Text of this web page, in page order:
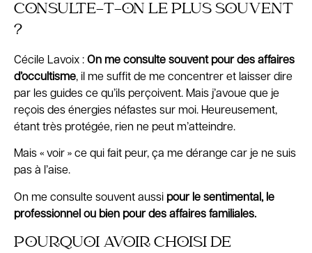
CONSULTE-T-ON LE PLUS SOUVENT
?
Cécile Lavoix : On me consulte souvent pour des affaires
d’occultisme, il me suffit de me concentrer et laisser dire
par les guides ce qu’ils perçoivent. Mais j’avoue que je
reçois des énergies néfastes sur moi. Heureusement,
étant très protégée, rien ne peut m’atteindre.
Mais « voir » ce qui fait peur, ça me dérange car je ne suis
pas à l’aise.
On me consulte souvent aussi pour le sentimental, le
professionnel ou bien pour des affaires familiales.
POURQUOI AVOIR CHOISI DE